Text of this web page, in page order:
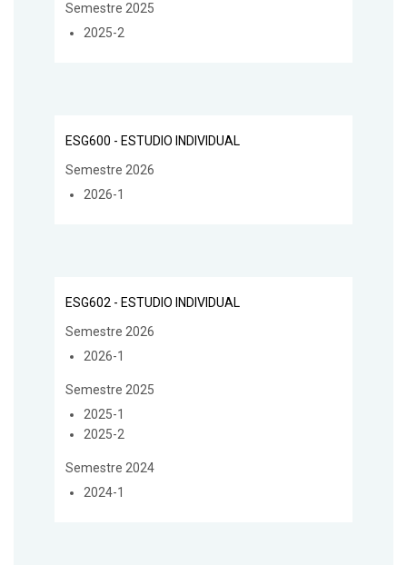
Semestre 2025
2025-2
ESG600 - ESTUDIO INDIVIDUAL
Semestre 2026
2026-1
ESG602 - ESTUDIO INDIVIDUAL
Semestre 2026
2026-1
Semestre 2025
2025-1
2025-2
Semestre 2024
2024-1